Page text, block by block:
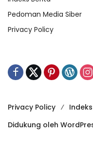
Pedoman Media Siber
Privacy Policy
Privacy Policy
Didukung oleh